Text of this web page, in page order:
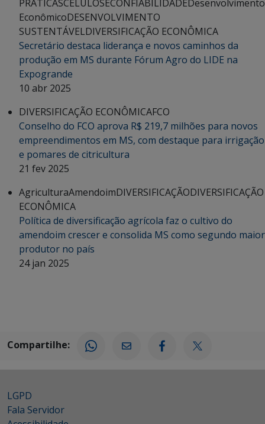
PRÁTICASCELULOSECONFIABILIDADEDesenvolvimento
EconômicoDESENVOLVIMENTO
SUSTENTÁVELDIVERSIFICAÇÃO ECONÔMICA
Secretário destaca liderança e novos caminhos da
produção em MS durante Fórum Agro do LIDE na
Expogrande
10 abr 2025
DIVERSIFICAÇÃO ECONÔMICAFCO
Conselho do FCO aprova R$ 219,7 milhões para novos
empreendimentos em MS, com destaque para irrigação
e pomares de citricultura
21 fev 2025
AgriculturaAmendoimDIVERSIFICAÇÃODIVERSIFICAÇÃO
ECONÔMICA
Política de diversificação agrícola faz o cultivo do
amendoim crescer e consolida MS como segundo maior
produtor no país
24 jan 2025
Compartilhe:
LGPD
Fala Servidor